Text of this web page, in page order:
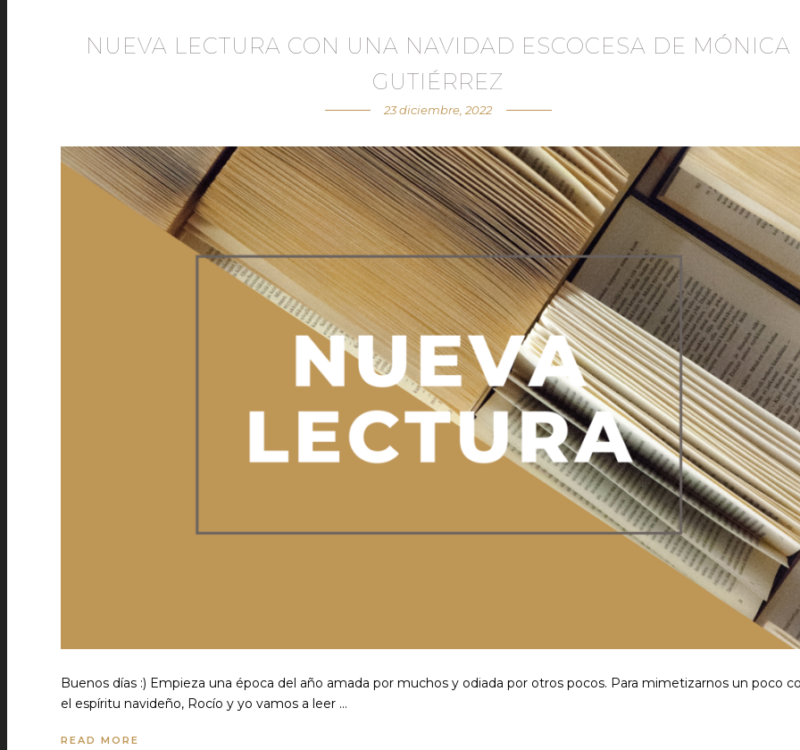
NUEVA LECTURA CON UNA NAVIDAD ESCOCESA DE MÓNICA
GUTIÉRREZ
23 diciembre, 2022
Buenos días :) Empieza una época del año amada por muchos y odiada por otros pocos. Para mimetizarnos un poco
el espíritu navideño, Rocío y yo vamos a leer …
READ MORE